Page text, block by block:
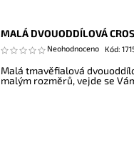
MALÁ DVOUODDÍLOVÁ
Neohodnoceno Kód:
Malá tmavěfialová
malým rozměrů, vejde se